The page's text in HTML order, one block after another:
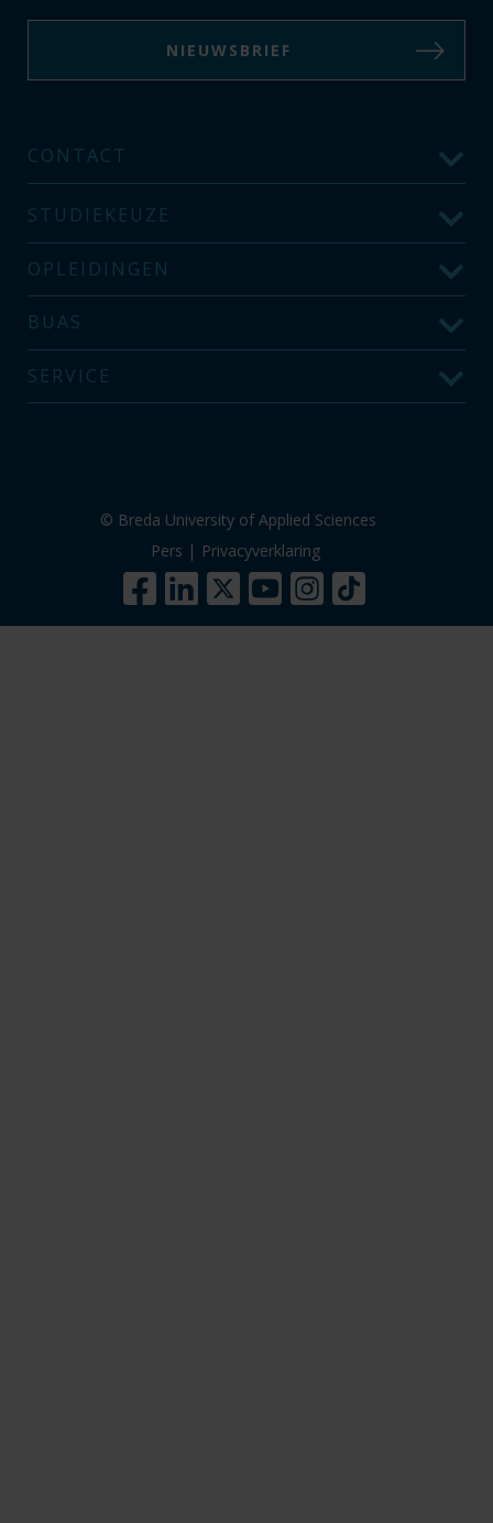
NIEUWSBRIEF
CONTACT
STUDIEKEUZE
OPLEIDINGEN
BUAS
SERVICE
© Breda University of Applied Sciences
Pers | Privacyverklaring